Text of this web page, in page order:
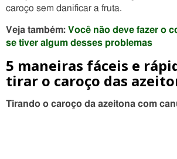
caroço sem danificar a fruta.
Veja também: Você não deve fazer o
se tiver algum desses problemas
5 maneiras fáceis e
tirar o caroço das
Tirando o caroço da azeitona com